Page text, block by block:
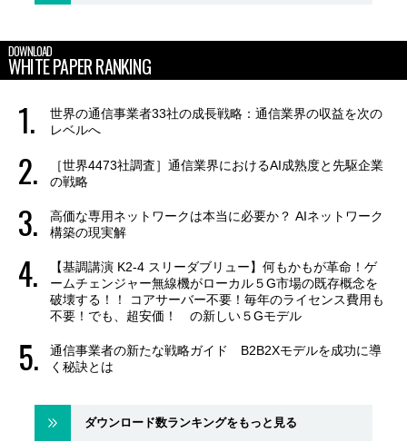
DOWNLOAD
WHITE PAPER RANKING
世界の通信事業者33社の成長戦略：通信業界の収益を次の
レベルへ
［世界4473社調査］通信業界におけるAI成熟度と先駆企業
の戦略
高価な専用ネットワークは本当に必要か？ AIネットワーク
構築の現実解
【基調講演 K2-4 スリーダブリュー】何もかもが革命！ゲ
ームチェンジャー無線機がローカル５G市場の既存概念を
破壊する！！ コアサーバー不要！毎年のライセンス費用も
不要！でも、超安価！ の新しい５Gモデル
通信事業者の新たな戦略ガイド B2B2Xモデルを成功に導
く秘訣とは
ダウンロード数ランキングをもっと見る